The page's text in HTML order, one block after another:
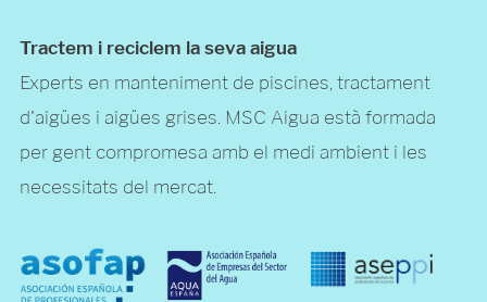
Tractem i reciclem la seva aigua
Experts en manteniment de piscines, tractament
d'aigües i aigües grises. MSC Aigua està formada
per gent compromesa amb el medi ambient i les
necessitats del mercat.